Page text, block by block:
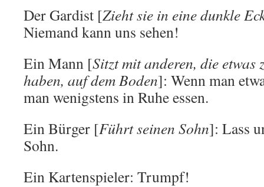
Der Gardist [Zieht sie in eine dunkle
Niemand kann uns sehen!
Ein Mann [Sitzt mit anderen, die etwas
haben, auf dem Boden]: Wenn man
man wenigstens in Ruhe essen.
Ein Bürger [Führt seinen Sohn]: Lass
Sohn.
Ein Kartenspieler: Trumpf!